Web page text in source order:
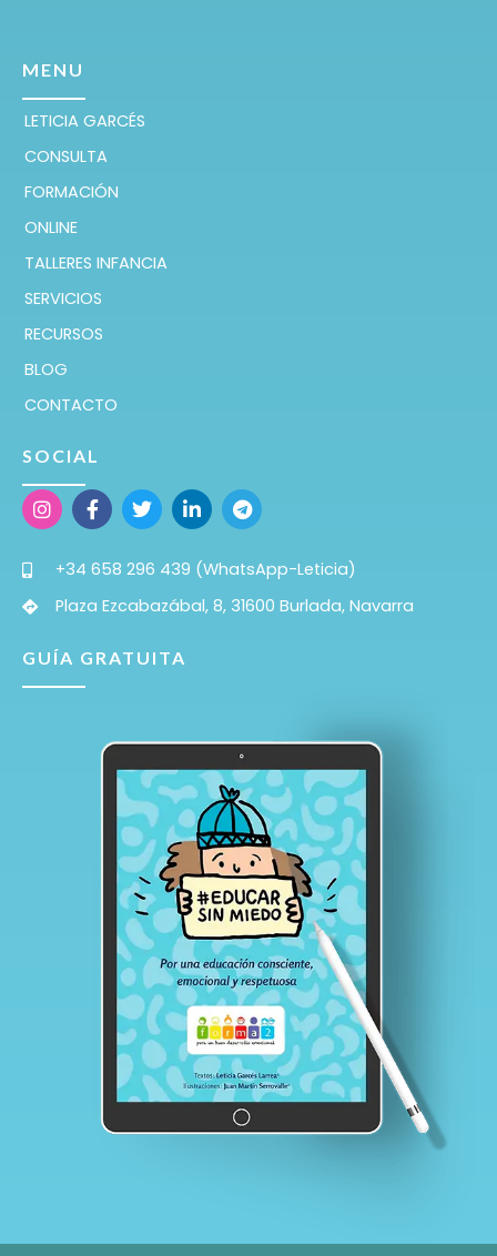
MENU
LETICIA GARCÉS
CONSULTA
FORMACIÓN
ONLINE
TALLERES INFANCIA
SERVICIOS
RECURSOS
BLOG
CONTACTO
SOCIAL
+34 658 296 439 (WhatsApp-Leticia)
Plaza Ezcabazábal, 8, 31600 Burlada, Navarra
GUÍA GRATUITA